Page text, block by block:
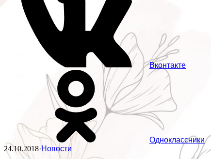
Вконтакте
Одноклассники
24.10.2018·Новости